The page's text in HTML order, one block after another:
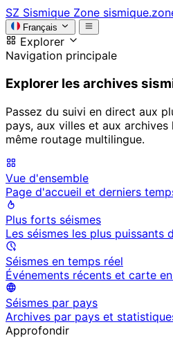
SZ Sismique Zone
Français
Explorer
Navigation principale
Explorer les archives
Passez du suivi en direct aux
pays, aux villes et aux
même routage multilingue.
Vue d'ensemble
Page d'accueil et derniers
Plus forts séismes
Les séismes les plus puissants
Séismes en temps réel
Événements récents et carte
Séismes par pays
Archives par pays et
Approfondir